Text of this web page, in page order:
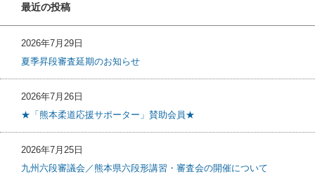
最近の投稿
2026年7月29日
夏季昇段審査延期のお知らせ
2026年7月26日
★「熊本柔道応援サポーター」賛助会員★
2026年7月25日
九州六段審議会／熊本県六段形講習・審査会の開催について